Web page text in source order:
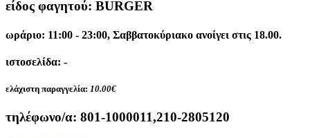
είδος φαγητού: BURGER
ωράριο: 11:00 - 23:00, Σαββατοκύριακο ανοίγει στις 18.00.
ιστοσελίδα: -
ελάχιστη παραγγελία: 10.00€
τηλέφωνο/α: 801-1000011,210-2805120